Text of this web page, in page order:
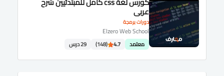
دورات برمجة
عربى
Elzero Web School
معتمد 4.7
(148) 29 درس